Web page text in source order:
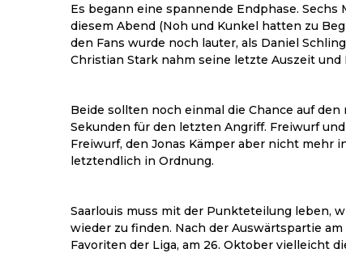
Es begann eine spannende Endphase.
diesem Abend (Noh und Kunkel hatten zu
den Fans wurde noch lauter, als Daniel
Christian Stark nahm seine letzte Auszeit
Beide sollten noch einmal die Chance auf
Sekunden für den letzten Angriff. Freiwurf
Freiwurf, den Jonas Kämper aber nicht mehr
letztendlich in Ordnung.
Saarlouis muss mit der Punkteteilung leben,
wieder zu finden. Nach der Auswärtspartie
Favoriten der Liga, am 26. Oktober vielleicht